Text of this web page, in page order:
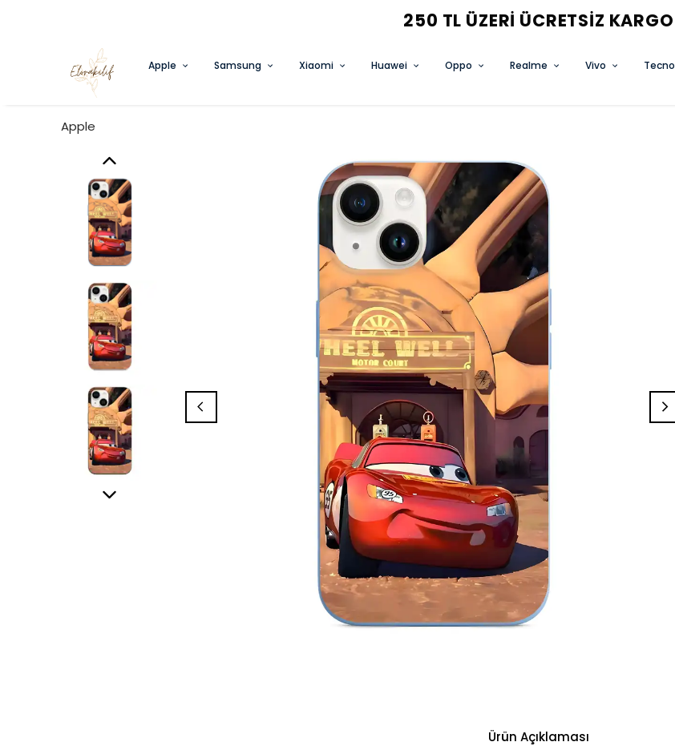
3 AL 2 ÖDE FIRSATINI KAÇIRMA
Apple Samsung Xiaomi Huawei Oppo Realme Vivo Tecno
Apple
Ürün Açıklaması